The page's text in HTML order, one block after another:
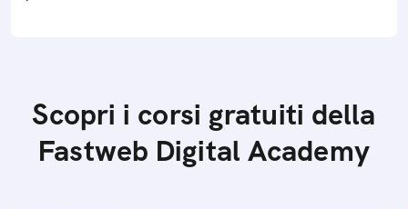
Scopri i corsi gratuiti della
Fastweb Digital Academy